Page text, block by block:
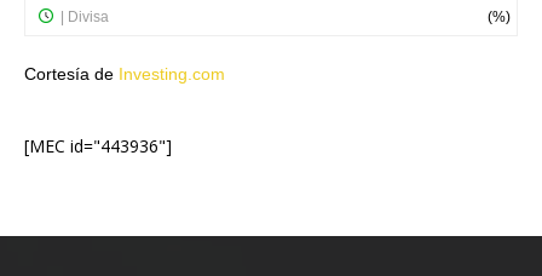
Cortesía de Investing.com
[MEC id="443936"]